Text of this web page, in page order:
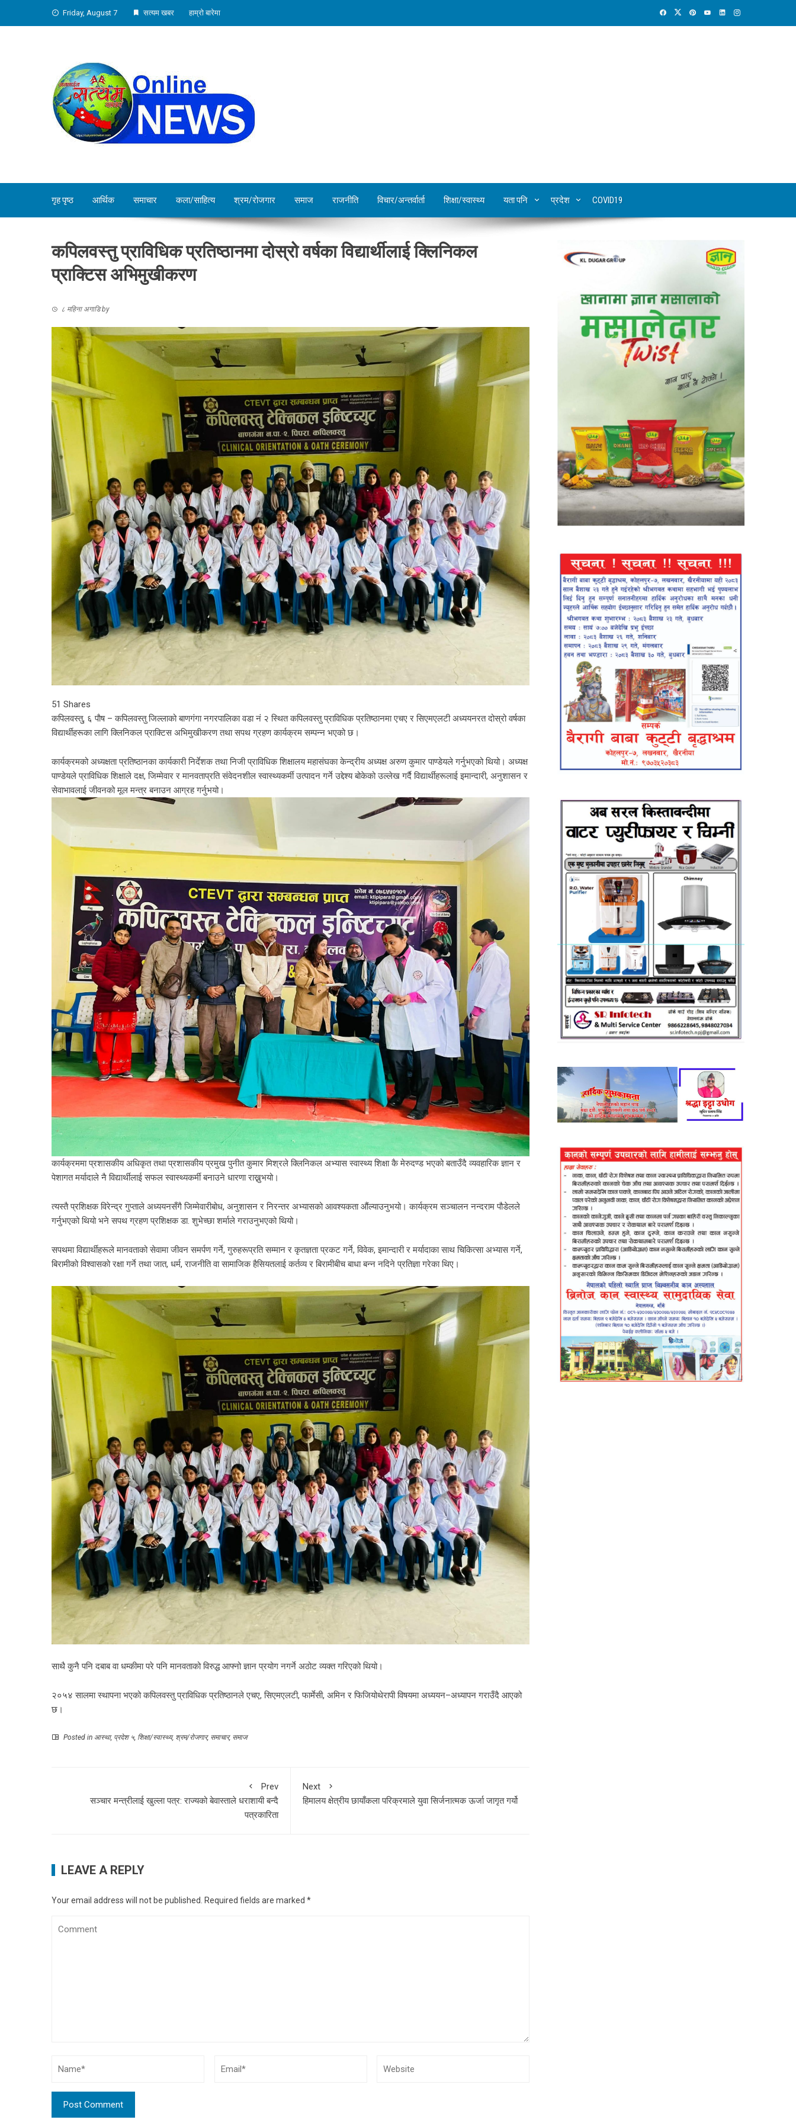
Friday, August 7 सत्यम खबर हाम्रो बारेमा
गृह पृष्ठ आर्थिक समाचार कला/साहित्य श्रम/रोजगार समाज राजनीति विचार/अन्तर्वार्ता शिक्षा/स्वास्थ्य यता पनि प्रदेश COVID19
कपिलवस्तु प्राविधिक प्रतिष्ठानमा दोस्रो वर्षका विद्यार्थीलाई क्लिनिकल
प्राक्टिस अभिमुखीकरण
८ महिना अगाडिby
51 Shares
कपिलवस्तु, ६ पाैष – कपिलवस्तु जिल्लाको बाणगंगा नगरपालिका वडा नं २ स्थित कपिलवस्तु प्राविधिक प्रतिष्ठानमा एचए र सिएमएलटी अध्ययनरत दोस्रो वर्षका
विद्यार्थीहरूका लागि क्लिनिकल प्राक्टिस अभिमुखीकरण तथा सपथ ग्रहण कार्यक्रम सम्पन्न भएको छ।
कार्यक्रमको अध्यक्षता प्रतिष्ठानका कार्यकारी निर्देशक तथा निजी प्राविधिक शिक्षालय महासंघका केन्द्रीय अध्यक्ष अरुण कुमार पाण्डेयले गर्नुभएको थियो। अध्यक्ष
पाण्डेयले प्राविधिक शिक्षाले दक्ष, जिम्मेवार र मानवताप्रति संवेदनशील स्वास्थ्यकर्मी उत्पादन गर्ने उद्देश्य बोकेको उल्लेख गर्दै विद्यार्थीहरूलाई इमान्दारी, अनुशासन र
सेवाभावलाई जीवनको मूल मन्त्र बनाउन आग्रह गर्नुभयो।
कार्यक्रममा प्रशासकीय अधिकृत तथा प्रशासकीय प्रमुख पुनीत कुमार मिश्रले क्लिनिकल अभ्यास स्वास्थ्य शिक्षा कै मेरुदण्ड भएको बताउँदै व्यवहारिक ज्ञान र
पेशागत मर्यादाले नै विद्यार्थीलाई सफल स्वास्थ्यकर्मी बनाउने धारणा राख्नुभयो।
त्यस्तै प्रशिक्षक विरेन्द्र गुप्ताले अध्ययनसँगै जिम्मेवारीबोध, अनुशासन र निरन्तर अभ्यासको आवश्यकता औंल्याउनुभयो। कार्यक्रम सञ्चालन नन्दराम पौडेलले
गर्नुभएको थियो भने सपथ ग्रहण प्रशिक्षक डा. शुभेच्छा शर्माले गराउनुभएको थियो।
सपथमा विद्यार्थीहरूले मानवताको सेवामा जीवन समर्पण गर्ने, गुरुहरूप्रति सम्मान र कृतज्ञता प्रकट गर्ने, विवेक, इमान्दारी र मर्यादाका साथ चिकित्सा अभ्यास गर्ने,
बिरामीको विश्वासको रक्षा गर्ने तथा जात, धर्म, राजनीति वा सामाजिक हैसियतलाई कर्तव्य र बिरामीबीच बाधा बन्न नदिने प्रतिज्ञा गरेका थिए।
साथै कुनै पनि दबाब वा धम्कीमा परे पनि मानवताको विरुद्ध आफ्नो ज्ञान प्रयोग नगर्ने अठोट व्यक्त गरिएको थियो।
२०५४ सालमा स्थापना भएको कपिलवस्तु प्राविधिक प्रतिष्ठानले एचए, सिएमएलटी, फार्मेसी, अमिन र फिजियोथेरापी विषयमा अध्ययन–अध्यापन गराउँदै आएको
छ।
Posted in आस्था, प्रदेश ५, शिक्षा/स्वास्थ्य, श्रम/रोजगार, समाचार, समाज
Prev
सञ्चार मन्त्रीलाई खुल्ला पत्र: राज्यको बेवास्ताले धराशायी बन्दै
पत्रकारिता
Next
हिमालय क्षेत्रीय छायाँकला परिक्रमाले युवा सिर्जनात्मक ऊर्जा जागृत गर्यो
LEAVE A REPLY
Your email address will not be published. Required fields are marked *